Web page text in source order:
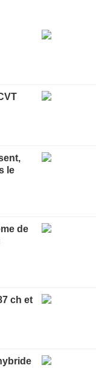
le
de
ch et